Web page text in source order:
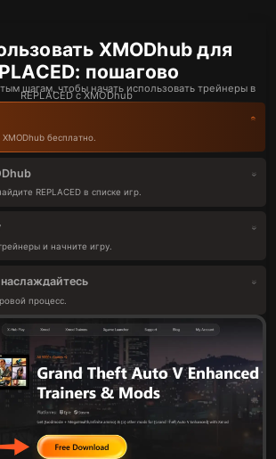
XMODhub для
пошагово
шагам, чтобы начать использовать трейнеры в
REPLACED с XMODhub
бесплатно.
REPLACED в списке игр.
и начните игру.
процесс.